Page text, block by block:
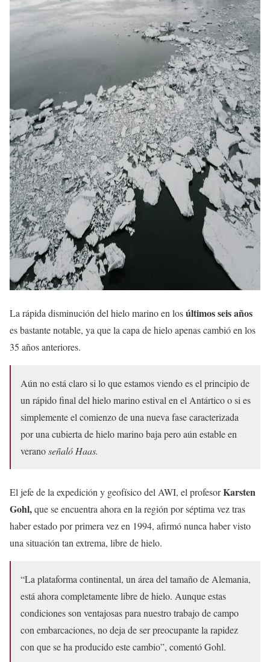
La rápida disminución del hielo marino en losúltimos seis años
es bastante notable, ya que la capa de hielo apenas cambió en los
35 años anteriores.
Aún no está claro si lo que estamos viendo es el principio de
un rápido final del hielo marino estival en el Antártico o si es
simplemente el comienzo de una nueva fase caracterizada
por una cubierta de hielo marino baja pero aún estable en
veranoseñaló Haas.
El jefe de la expedición y geofísico del AWI, el profesorKarsten
Gohl,que se encuentra ahora en la región por séptima vez tras
haber estado por primera vez en 1994, afirmó nunca haber visto
una situación tan extrema, libre de hielo.
“La plataforma continental, un área del tamaño de Alemania,
está ahora completamente libre de hielo. Aunque estas
condiciones son ventajosas para nuestro trabajo de campo
con embarcaciones, no deja de ser preocupante la rapidez
con que se ha producido este cambio”, comentó Gohl.